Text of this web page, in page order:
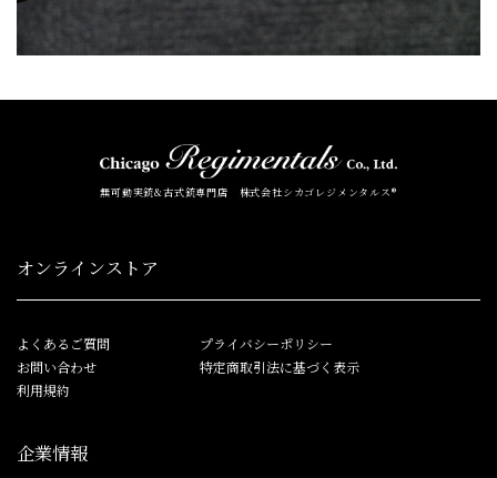
無可動実銃&古式銃専門店 株式会社シカゴレジメンタルス®
オンラインストア
よくあるご質問
お問い合わせ
利用規約
プライバシーポリシー
特定商取引法に基づく表示
企業情報